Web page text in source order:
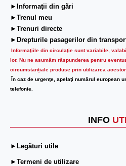
►Informaţii din gări
►Trenul meu
►Trenuri directe
►Drepturile pasagerilor din
Informaţiile din circulaţie sunt variabile,
lor. Nu ne asumăm răspunderea pentru
circumstanțiale produse prin utilizarea
În caz de urgenţe, apelaţi numărul european
telefonie.
INFO
►Legături utile
►Termeni de utilizare